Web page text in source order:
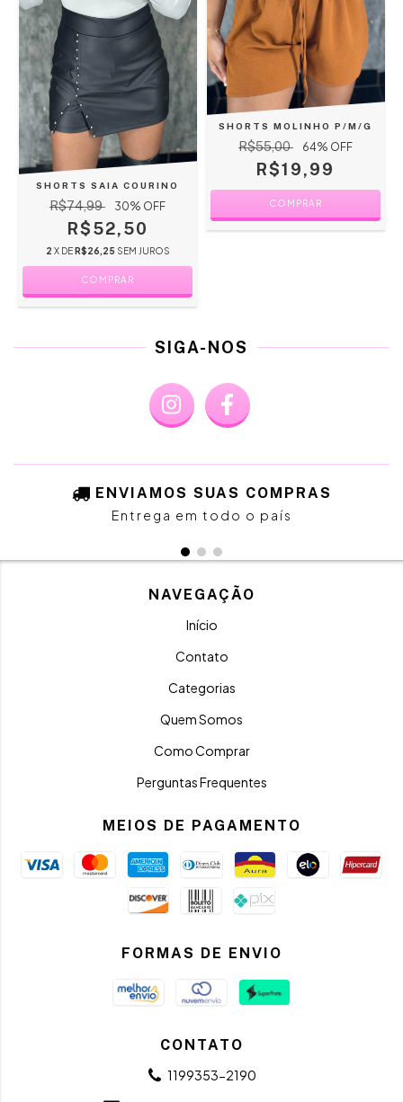
SHORTS SAIA COURINO
R$74,99 30% OFF
R$52,50
2 X DE R$26,25 SEM JUROS
COMPRAR
SHORTS MOLINHO P/M/G
R$55,00 64% OFF
R$19,99
COMPRAR
SIGA-NOS
ENVIAMOS SUAS COMPRAS
Entrega em todo o país
NAVEGAÇÃO
Início
Contato
Categorias
Quem Somos
Como Comprar
Perguntas Frequentes
MEIOS DE PAGAMENTO
FORMAS DE ENVIO
CONTATO
1199353-2190